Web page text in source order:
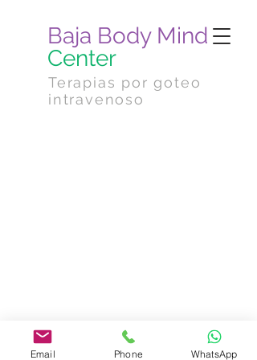
Baja Body Mind
Center
Terapias por goteo
intravenoso
Email Phone WhatsApp